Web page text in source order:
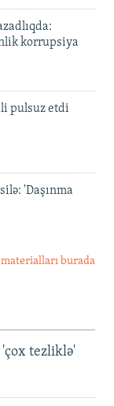
korrupsiya
pulsuz etdi
'Daşınma
burada
tezliklə'